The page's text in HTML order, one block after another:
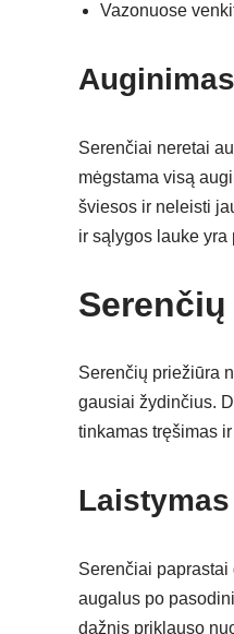
Vazonuose
Serenčiai neretai
mėgstama visą
šviesos ir neleisti
ir sąlygos lauke yra
Serenčių priežiūra
gausiai žydinčius.
tinkamas tręšimas
Laistymas
Serenčiai
augalus po
dažnis priklauso